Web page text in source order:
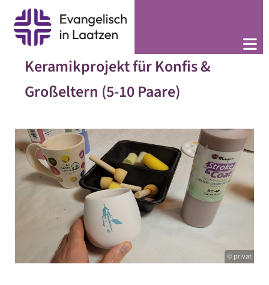
Keramikprojekt für Konfis &
Großeltern (5-10 Paare)
© privat